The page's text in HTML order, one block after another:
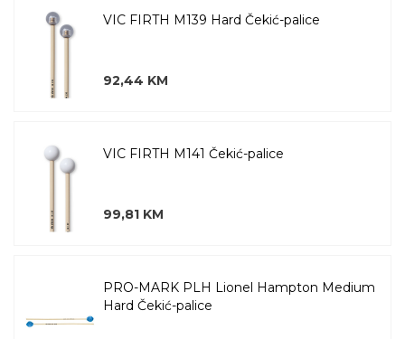
VIC FIRTH M139 Hard Čekić-palice
92,44 KM
VIC FIRTH M141 Čekić-palice
99,81 KM
PRO-MARK PLH Lionel Hampton Medium
Hard Čekić-palice